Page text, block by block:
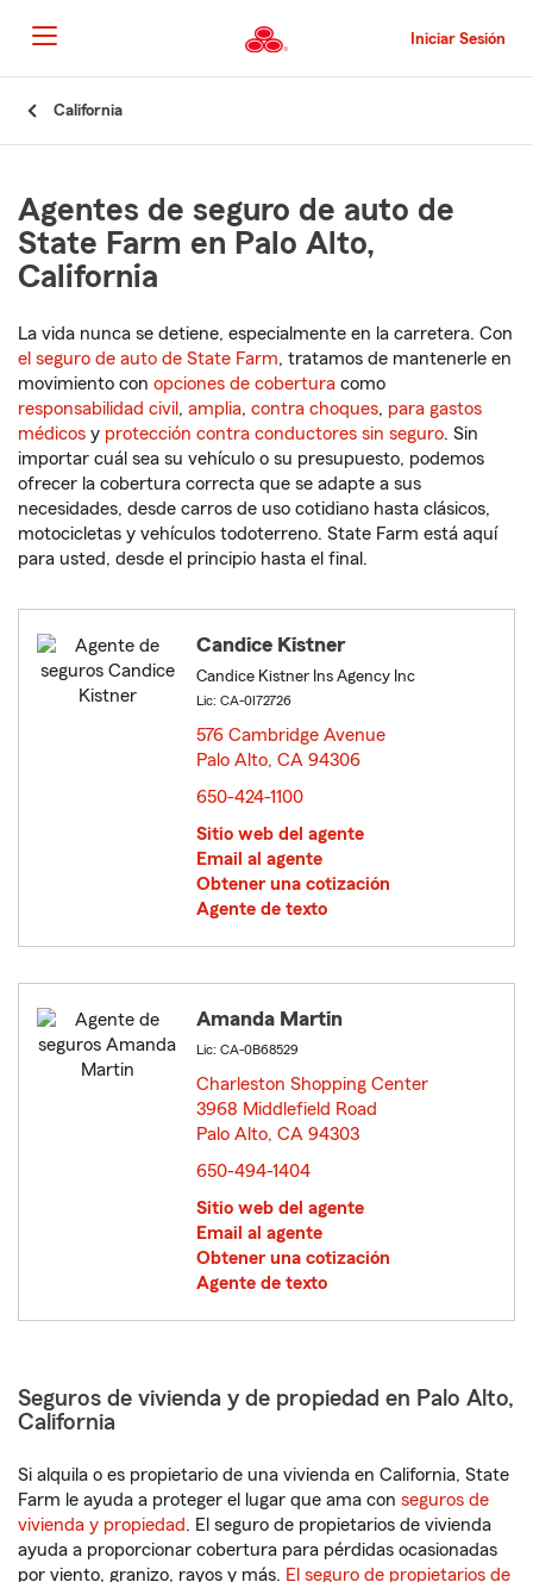
al
contenido
principal
Iniciar Sesión
California
Agentes de seguro de auto de
State Farm en Palo Alto,
California
La vida nunca se detiene, especialmente en la carretera. Con
el seguro de auto de State Farm, tratamos de mantenerle en
movimiento con opciones de cobertura como
responsabilidad civil , amplia, contra choques, para gastos
médicos y protección contra conductores sin seguro. Sin
importar cuál sea su vehículo o su presupuesto, podemos
ofrecer la cobertura correcta que se adapte a sus
necesidades, desde carros de uso cotidiano hasta clásicos,
motocicletas y vehículos todoterreno. State Farm está aquí
para usted, desde el principio hasta el final.
Candice Kistner
Candice Kistner Ins Agency Inc
Lic: CA-0I72726
576 Cambridge Avenue
Palo Alto, CA 94306
650-424-1100
Sitio web del agente
Email al agente
Obtener una cotización
Agente de texto
Amanda Martin
Lic: CA-0B68529
Charleston Shopping Center
3968 Middlefield Road
Palo Alto, CA 94303
650-494-1404
Sitio web del agente
Email al agente
Obtener una cotización
Agente de texto
Seguros de vivienda y de propiedad en Palo Alto,
California
Si alquila o es propietario de una vivienda en California, State
Farm le ayuda a proteger el lugar que ama con seguros de
vivienda y propiedad. El seguro de propietarios de vivienda
ayuda a proporcionar cobertura para pérdidas ocasionadas
por viento, granizo, rayos y más. El seguro de propietarios de